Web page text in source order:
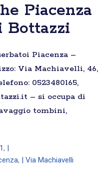
Piacenza
Bottazzi
Piacenza –
Via Machiavelli, 46,
0523480165,
– si occupa di
tombini,
,
, | Via Machiavelli